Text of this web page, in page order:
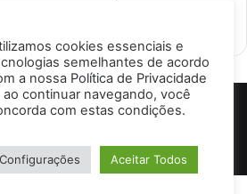
direitos reservados a Porto Notícias |
porIsmael Lima
cookies essenciais e
semelhantes de acordo
a nossa Política de Privacidade
ao continuar navegando, você
com estas condições.
Configurações Aceitar Todos